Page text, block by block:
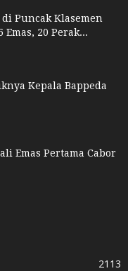
Puncak Klasemen
20 Perak...
Kepala Bappeda
Emas Pertama Cabor
2113